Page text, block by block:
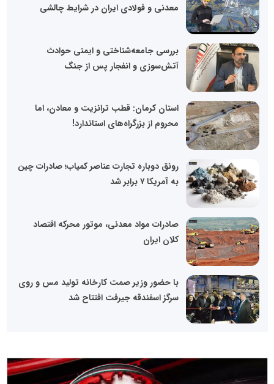
معدنی و فولادی ایران در شرایط چالشی
بررسی جامعه‌شناختی و ایمنی حوادث
آتش‌سوزی و انفجار پس از جنگ
استان کرمان: قطب ترانزیت و معادن، اما
محروم از بزرگراه‌های استاندارد!
رونق دوباره تجارت عناصر کمیاب؛ صادرات چین
به آمریکا ۷ برابر شد
صادرات مواد معدنی، موتور محرکه اقتصاد
کلان ایران
با حضور وزیر صمت کارخانه تولید مس و روی
سرگز اسفندقه جیرفت افتتاح شد